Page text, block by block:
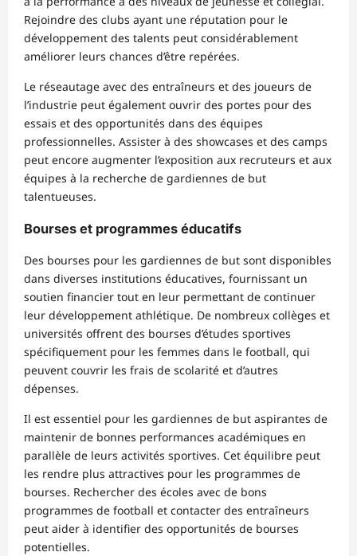
Rejoindre des clubs ayant une réputation pour le
développement des talents peut considérablement
améliorer leurs chances d’être repérées.
Le réseautage avec des entraîneurs et des joueurs de
l’industrie peut également ouvrir des portes pour des
essais et des opportunités dans des équipes
professionnelles. Assister à des showcases et des camps
peut encore augmenter l’exposition aux recruteurs et aux
équipes à la recherche de gardiennes de but
talentueuses.
Bourses et programmes éducatifs
Des bourses pour les gardiennes de but sont disponibles
dans diverses institutions éducatives, fournissant un
soutien financier tout en leur permettant de continuer
leur développement athlétique. De nombreux collèges et
universités offrent des bourses d’études sportives
spécifiquement pour les femmes dans le football, qui
peuvent couvrir les frais de scolarité et d’autres
dépenses.
Il est essentiel pour les gardiennes de but aspirantes de
maintenir de bonnes performances académiques en
parallèle de leurs activités sportives. Cet équilibre peut
les rendre plus attractives pour les programmes de
bourses. Rechercher des écoles avec de bons
programmes de football et contacter des entraîneurs
peut aider à identifier des opportunités de bourses
potentielles.